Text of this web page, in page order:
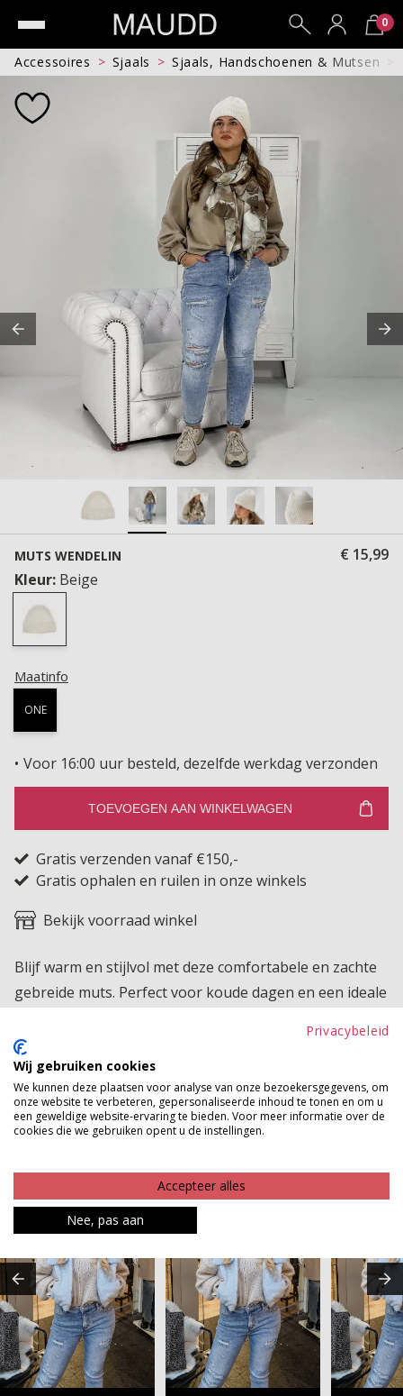
0
Accessoires Sjaals Sjaals, Handschoenen & Mutsen
MUTS WENDELIN
€ 15,99
Kleur: Beige
Maatinfo
ONE
Voor 16:00 uur besteld, dezelfde werkdag verzonden
TOEVOEGEN AAN WINKELWAGEN
Gratis verzenden vanaf €150,-
Gratis ophalen en ruilen in onze winkels
Bekijk voorraad winkel
Blijf warm en stijlvol met deze comfortabele en zachte
gebreide muts. Perfect voor koude dagen en een ideale
Product kenmerken
Betaalinformatie
MAAK JE LOOK COMPLEET
Privacybeleid
Wij gebruiken cookies
We kunnen deze plaatsen voor analyse van onze bezoekersgegevens, om
onze website te verbeteren, gepersonaliseerde inhoud te tonen en om u
een geweldige website-ervaring te bieden. Voor meer informatie over de
cookies die we gebruiken opent u de instellingen.
Accepteer alles
Nee, pas aan